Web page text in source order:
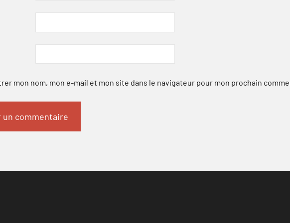
mon nom, mon e-mail et mon site dans le navigateur pour mon prochain